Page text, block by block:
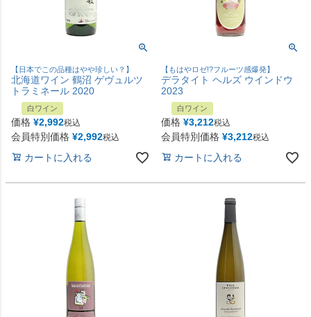
【日本でこの品種はやや珍しい？】
北海道ワイン 鶴沼 ゲヴュルツ
トラミネール 2020
白ワイン
価格 ¥2,992税込
会員特別価格 ¥2,992税込
カートに入れる
【もはやロゼ!?フルーツ感爆発】
デラタイト ヘルズ ウインドウ
2023
白ワイン
価格 ¥3,212税込
会員特別価格 ¥3,212税込
カートに入れる